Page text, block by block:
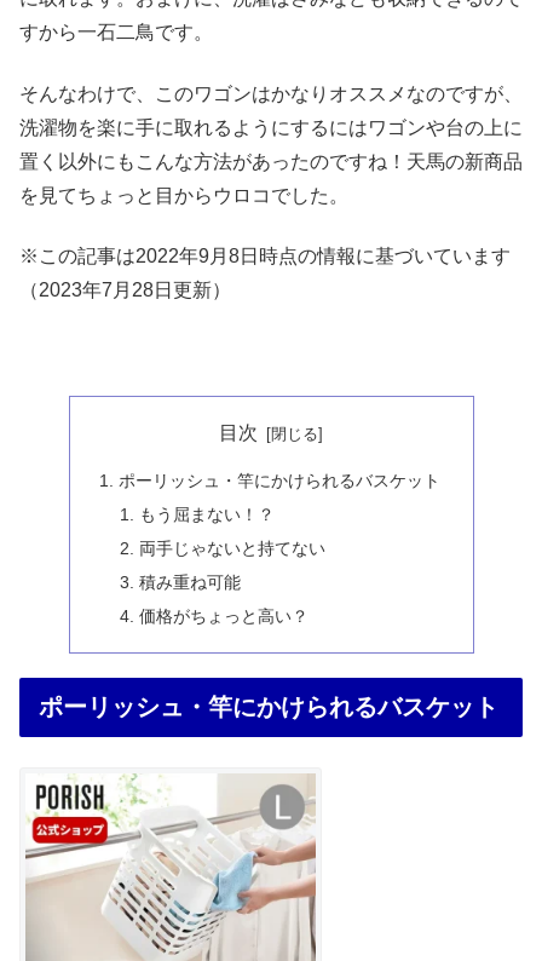
すから一石二鳥です。
そんなわけで、このワゴンはかなりオススメなのですが、
洗濯物を楽に手に取れるようにするにはワゴンや台の上に
置く以外にもこんな方法があったのですね！天馬の新商品
を見てちょっと目からウロコでした。
※この記事は2022年9月8日時点の情報に基づいています
（2023年7月28日更新）
目次
ポーリッシュ・竿にかけられるバスケット
もう屈まない！？
両手じゃないと持てない
積み重ね可能
価格がちょっと高い？
ポーリッシュ・竿にかけられるバスケット